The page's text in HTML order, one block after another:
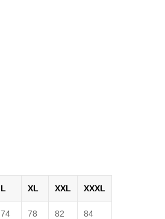
L XL XXL XXXL
74 78 82 84